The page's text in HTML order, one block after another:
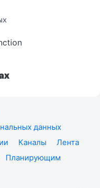
данных
Каналы
Лента
Планирующим